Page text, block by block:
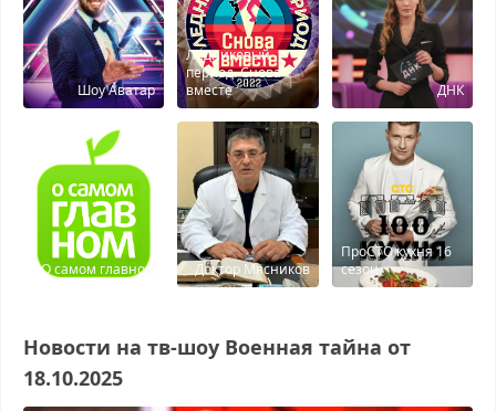
Шоу Аватар
Ледниковый
период. Снова
вместе
ДНК
О самом главном Доктор Мясников
ПроСТО кухня 16
сезон
Новости на тв-шоу Военная тайна от
18.10.2025